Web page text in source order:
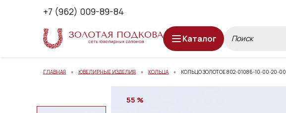
+7 (962) 009-89-84
Каталог
ГЛАВНАЯ ЮВЕЛИРНЫЕ ИЗДЕЛИЯ КОЛЬЦА КОЛЬЦО ЗОЛОТОЕ 802-01086-10-00-20-00
55 %